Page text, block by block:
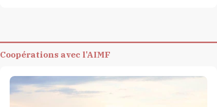
Coopérations avec l'AIMF